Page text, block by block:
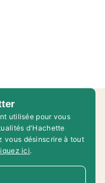
utilisée pour vous
d'Hachette
vous désinscrire à tout
ici.